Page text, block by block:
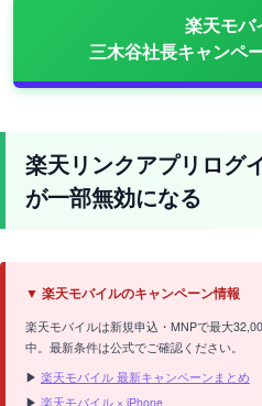
楽天モバ
三木谷社長キャンペ
楽天リンクアプリログ
が一部無効になる
▼ 楽天モバイルのキャンペーン情報
楽天モバイルは新規申込・MNPで最大
中。最新条件は公式でご確認ください。
▶ 楽天モバイル 最新キャンペーンまとめ
▶ 楽天モバイル × iPhone